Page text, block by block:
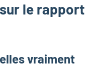
le rapport
vraiment